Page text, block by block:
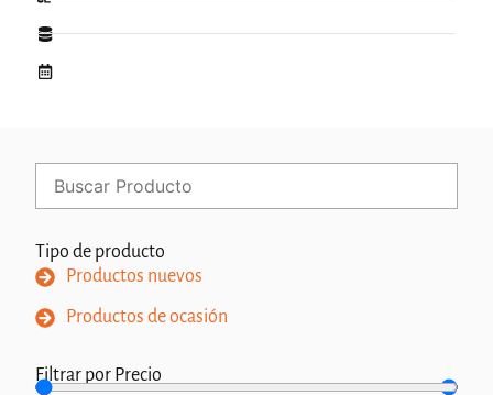
Tipo de producto
Productos nuevos
Productos de ocasión
Filtrar por Precio